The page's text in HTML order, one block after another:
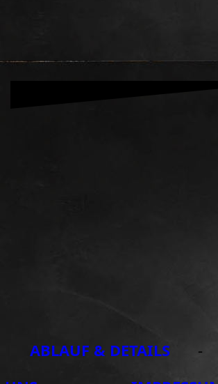
ABLAUF & DETAILS